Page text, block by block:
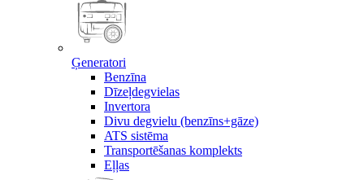
Ģeneratori
Benzīna
Dīzeļdegvielas
Invertora
Divu degvielu (benzīns+gāze)
ATS sistēma
Transportēšanas komplekts
Eļļas